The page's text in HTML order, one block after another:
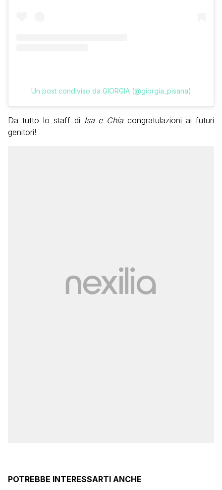
Un post condiviso da GIORGIA (@giorgia_pisana)
Da tutto lo staff di Isa e Chia congratulazioni ai futuri
genitori!
POTREBBE INTERESSARTI ANCHE